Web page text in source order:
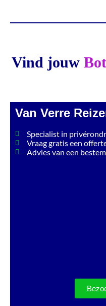
Vind jouw
Van Verre
Specialist in
Vraag gratis een
Advies van een